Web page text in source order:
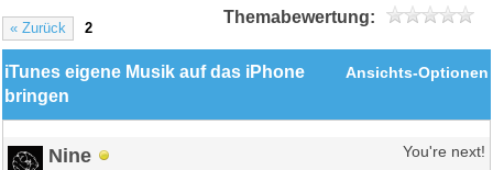
« Zurück 2
Themabewertung:
Ansichts-Optionen
iTunes eigene Musik auf das iPhone
bringen
Nine You're next!